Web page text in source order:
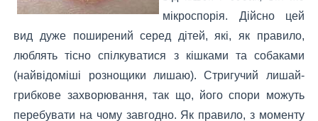
мікроспорія. Дійсно цей
вид дуже поширений серед дітей, які, як правило,
люблять тісно спілкуватися з кішками та собаками
(найвідоміші рознощики лишаю). Стригучий лишай-
грибкове захворювання, так що, його спори можуть
перебувати на чому завгодно. Як правило, з моменту